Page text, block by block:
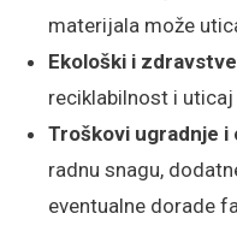
materijala može
Ekološki i
reciklabilnost i
Troškovi ugradnje i
radnu snagu,
eventualne dorade